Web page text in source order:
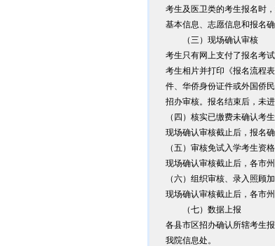
考生及医卫类的考生报名时
基本信息、志愿信息和报名
（三）现场确认审核
考生只有网上支付了报名考
考生相片并打印《报名流程
件、华侨身份证件或外国侨
招办审核。报名结束后，未
（四）核实已缴费未确认考
现场确认审核截止后，报名
（五）审核免试入学考生资格
现场确认审核截止后，各市
（六）组织审核、录入照顾
现场确认审核截止后，各市
（七）数据上报
各县市区招办确认所辖考生
我院信息处。